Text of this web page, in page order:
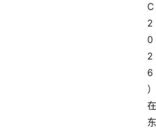
C
2
0
2
6
）
在
东